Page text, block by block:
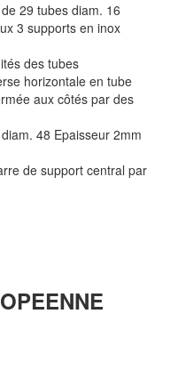
29 tubes diam. 16
3 supports en inox
des tubes
horizontale en tube
aux côtés par des
48 Epaisseur 2mm
de support central par